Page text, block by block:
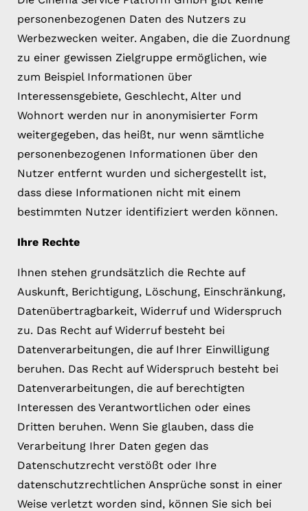
personenbezogenen Daten des Nutzers zu
Werbezwecken weiter. Angaben, die die Zuordnung
zu einer gewissen Zielgruppe ermöglichen, wie
zum Beispiel Informationen über
Interessensgebiete, Geschlecht, Alter und
Wohnort werden nur in anonymisierter Form
weitergegeben, das heißt, nur wenn sämtliche
personenbezogenen Informationen über den
Nutzer entfernt wurden und sichergestellt ist,
dass diese Informationen nicht mit einem
bestimmten Nutzer identifiziert werden können.
Ihre Rechte
Ihnen stehen grundsätzlich die Rechte auf
Auskunft, Berichtigung, Löschung, Einschränkung,
Datenübertragbarkeit, Widerruf und Widerspruch
zu. Das Recht auf Widerruf besteht bei
Datenverarbeitungen, die auf Ihrer Einwilligung
beruhen. Das Recht auf Widerspruch besteht bei
Datenverarbeitungen, die auf berechtigten
Interessen des Verantwortlichen oder eines
Dritten beruhen. Wenn Sie glauben, dass die
Verarbeitung Ihrer Daten gegen das
Datenschutzrecht verstößt oder Ihre
datenschutzrechtlichen Ansprüche sonst in einer
Weise verletzt worden sind, können Sie sich bei